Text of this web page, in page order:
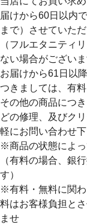
届けから60日以内
まで）させていただ
（フルエタニティ
ない場合がござい
お届けから61日以
つきましては、有料
その他の商品につ
どの修理、及びク
軽にお問い合わせ下
※商品の状態によ
（有料の場合、銀
す）
※有料・無料に関
料はお客様負担と
ませ